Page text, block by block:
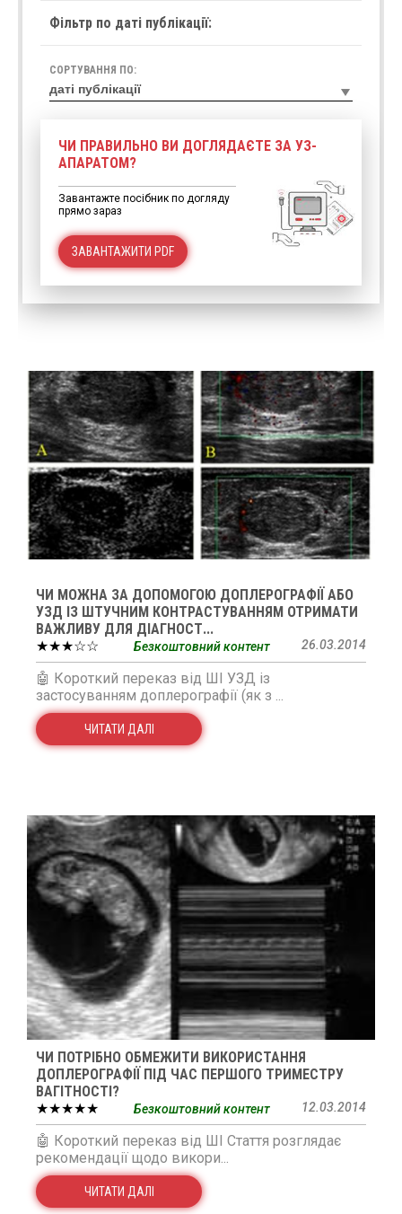
Фільтр по даті публікації:
СОРТУВАННЯ ПО:
ЧИ ПРАВИЛЬНО ВИ ДОГЛЯДАЄТЕ ЗА УЗ-
АПАРАТОМ?
Завантажте посібник по догляду
прямо зараз
ЗАВАНТАЖИТИ PDF
ЧИ МОЖНА ЗА ДОПОМОГОЮ ДОПЛЕРОГРАФІЇ АБО
УЗД ІЗ ШТУЧНИМ КОНТРАСТУВАННЯМ ОТРИМАТИ
ВАЖЛИВУ ДЛЯ ДІАГНОСТ...
★★★☆☆
26.03.2014
Безкоштовний контент
🤖 Короткий переказ від ШІ УЗД із
застосуванням доплерографії (як з ...
ЧИТАТИ ДАЛІ
ЧИ ПОТРІБНО ОБМЕЖИТИ ВИКОРИСТАННЯ
ДОПЛЕРОГРАФІЇ ПІД ЧАС ПЕРШОГО ТРИМЕСТРУ
ВАГІТНОСТІ?
★★★★★
12.03.2014
Безкоштовний контент
🤖 Короткий переказ від ШІ Стаття розглядає
рекомендації щодо викори...
ЧИТАТИ ДАЛІ